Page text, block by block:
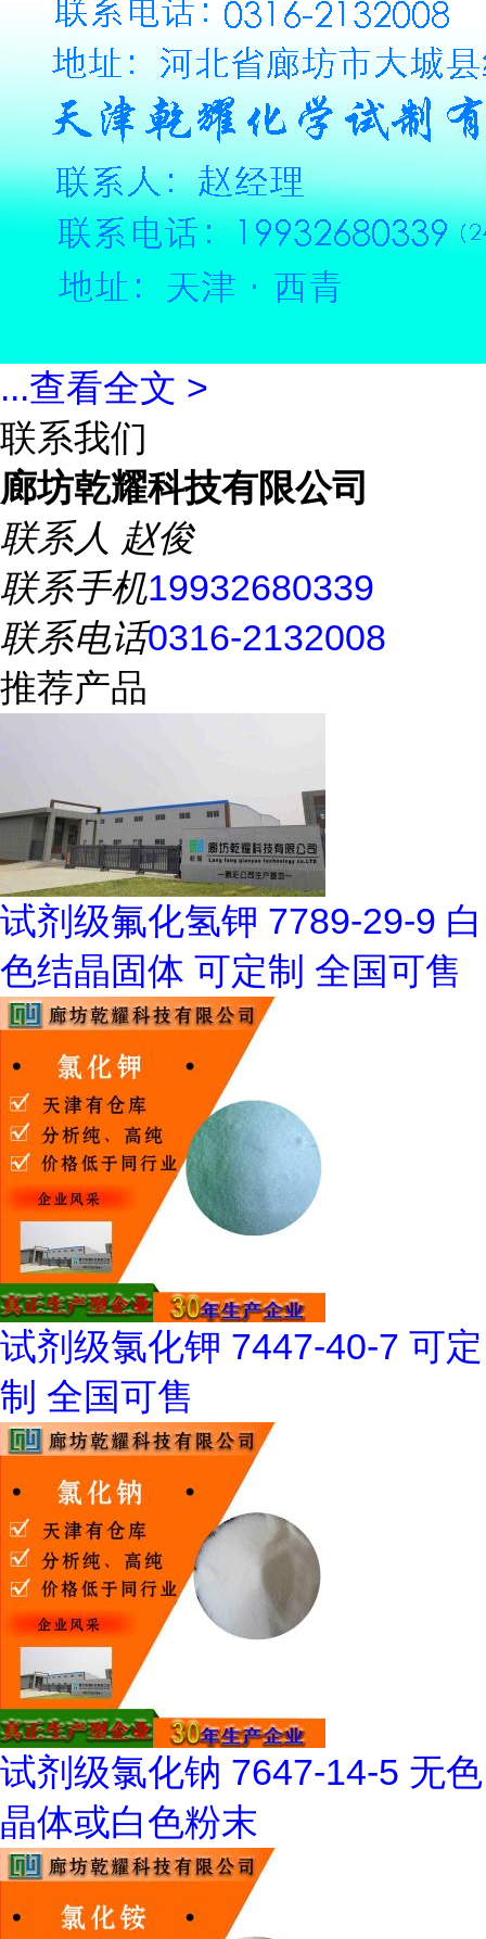
...查看全文 >
联系我们
廊坊乾耀科技有限公司
联系人 赵俊
联系手机19932680339
联系电话0316-2132008
推荐产品
试剂级氟化氢钾 7789-29-9 白
色结晶固体 可定制 全国可售
试剂级氯化钾 7447-40-7 可定
制 全国可售
试剂级氯化钠 7647-14-5 无色
晶体或白色粉末